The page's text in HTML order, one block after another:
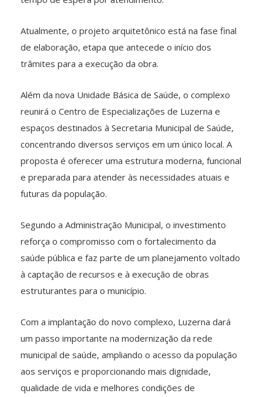
Atualmente, o projeto arquitetônico está na fase final
de elaboração, etapa que antecede o início dos
trâmites para a execução da obra.
Além da nova Unidade Básica de Saúde, o complexo
reunirá o Centro de Especializações de Luzerna e
espaços destinados à Secretaria Municipal de Saúde,
concentrando diversos serviços em um único local. A
proposta é oferecer uma estrutura moderna, funcional
e preparada para atender às necessidades atuais e
futuras da população.
Segundo a Administração Municipal, o investimento
reforça o compromisso com o fortalecimento da
saúde pública e faz parte de um planejamento voltado
à captação de recursos e à execução de obras
estruturantes para o município.
Com a implantação do novo complexo, Luzerna dará
um passo importante na modernização da rede
municipal de saúde, ampliando o acesso da população
aos serviços e proporcionando mais dignidade,
qualidade de vida e melhores condições de